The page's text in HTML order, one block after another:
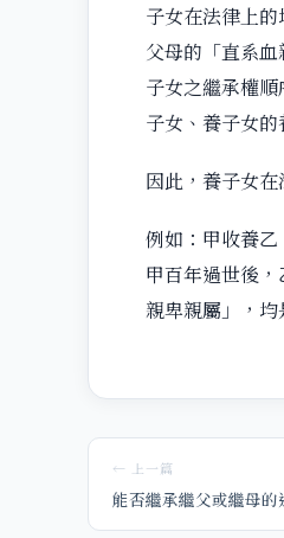
子女在法律上
父母的「直系
子女之繼承權
子女、養子女
因此，養子女
例如：甲收養
甲百年過世後
親卑親屬」，均
← 上一篇
能否繼承繼父或繼母的